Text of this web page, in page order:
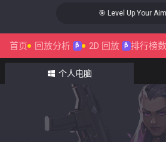
🎯 Level Up Your Aim to
首页 回放分析 β 2D 回放 β 排行榜
个人电脑